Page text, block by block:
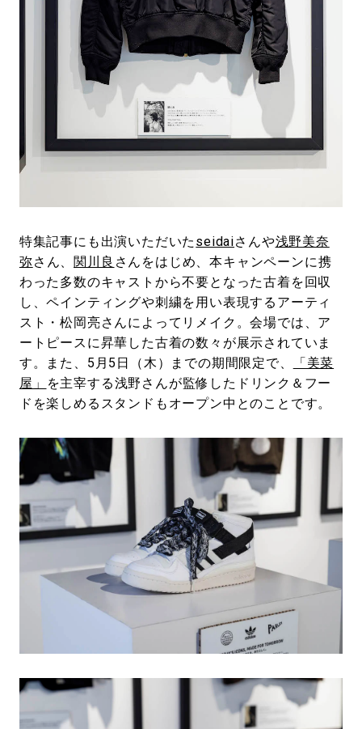
特集記事にも出演いただいた seidaiさんや浅野美奈
弥さん、関川良 さんをはじめ、本キャンペーンに携
わった多数のキャストから不要となった古着を回収
し、ペインティングや刺繍を用い表現するアーティ
スト・松岡亮さんによってリメイク。会場では、ア
ートピースに昇華した古着の数々が展示されていま
す。また、5月5日（木）までの期間限定で、
「美菜
屋」
を主宰する浅野さんが監修したドリンク＆フー
ドを楽しめるスタンドもオープン中とのことです。